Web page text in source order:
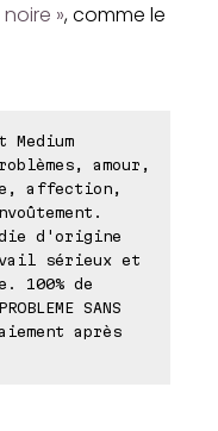
», comme le
Medium
amour,
affection,
d'origine
sérieux et
100% de
SANS
après